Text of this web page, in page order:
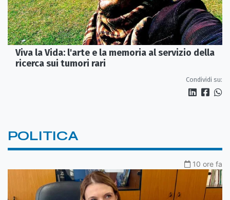
Viva la Vida: l'arte e la memoria al servizio della
ricerca sui tumori rari
Condividi su:
POLITICA
10 ore fa